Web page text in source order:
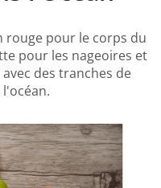
rouge pour le corps du
pour les nageoires et
des tranches de